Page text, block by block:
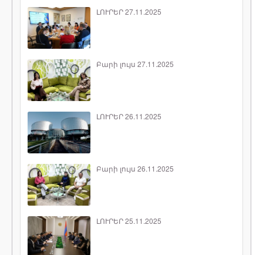
ԼՈՒՐԵՐ 27.11.2025
Բարի լույս 27.11.2025
ԼՈՒՐԵՐ 26.11.2025
Բարի լույս 26.11.2025
ԼՈՒՐԵՐ 25.11.2025